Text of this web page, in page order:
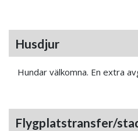
Husdjur
Hundar välkomna. En extra
Flygplatstransfer/